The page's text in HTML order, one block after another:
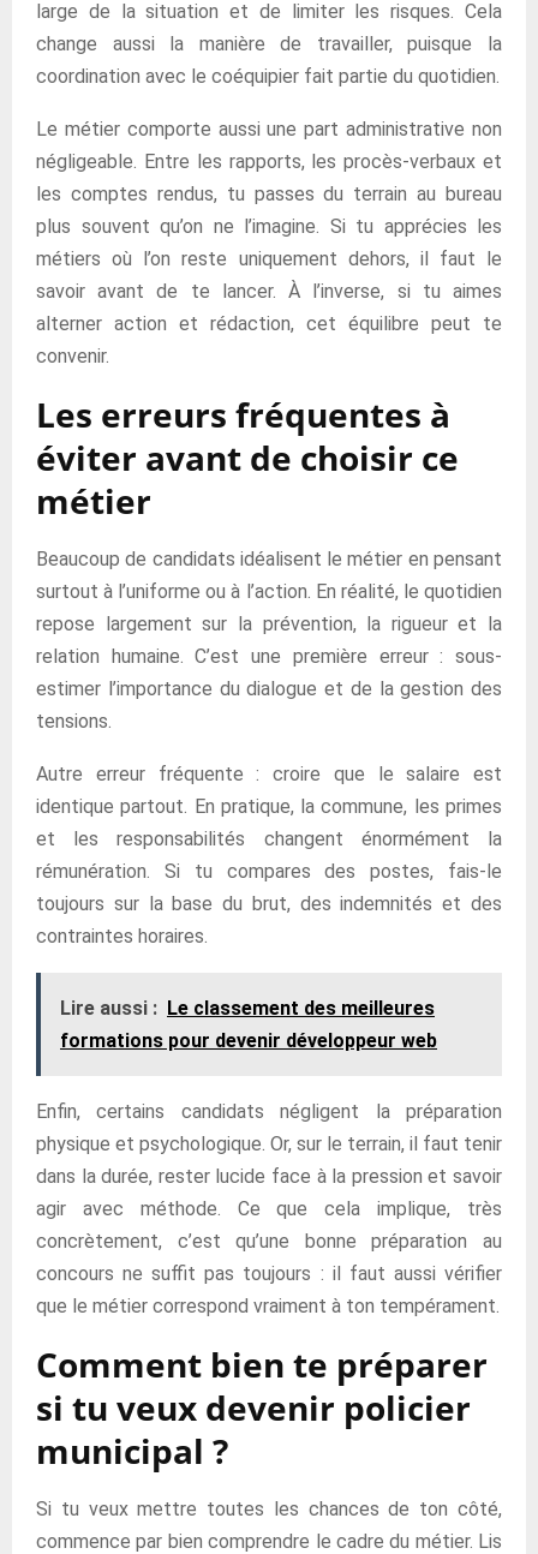
large de la situation et de limiter les risques. Cela
change aussi la manière de travailler, puisque la
coordination avec le coéquipier fait partie du quotidien.
Le métier comporte aussi une part administrative non
négligeable. Entre les rapports, les procès-verbaux et
les comptes rendus, tu passes du terrain au bureau
plus souvent qu’on ne l’imagine. Si tu apprécies les
métiers où l’on reste uniquement dehors, il faut le
savoir avant de te lancer. À l’inverse, si tu aimes
alterner action et rédaction, cet équilibre peut te
convenir.
Les erreurs fréquentes à
éviter avant de choisir ce
métier
Beaucoup de candidats idéalisent le métier en pensant
surtout à l’uniforme ou à l’action. En réalité, le quotidien
repose largement sur la prévention, la rigueur et la
relation humaine. C’est une première erreur : sous-
estimer l’importance du dialogue et de la gestion des
tensions.
Autre erreur fréquente : croire que le salaire est
identique partout. En pratique, la commune, les primes
et les responsabilités changent énormément la
rémunération. Si tu compares des postes, fais-le
toujours sur la base du brut, des indemnités et des
contraintes horaires.
Lire aussi : Le classement des meilleures
formations pour devenir développeur web
Enfin, certains candidats négligent la préparation
physique et psychologique. Or, sur le terrain, il faut tenir
dans la durée, rester lucide face à la pression et savoir
agir avec méthode. Ce que cela implique, très
concrètement, c’est qu’une bonne préparation au
concours ne suffit pas toujours : il faut aussi vérifier
que le métier correspond vraiment à ton tempérament.
Comment bien te préparer
si tu veux devenir policier
municipal ?
Si tu veux mettre toutes les chances de ton côté,
commence par bien comprendre le cadre du métier. Lis